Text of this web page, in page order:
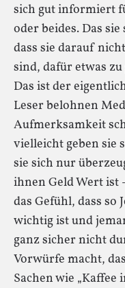
sich gut informiert
oder beides. Das
dass sie darauf
sind, dafür etwas
Das ist der
Leser belohnen
Aufmerksamkeit
vielleicht geben sie
sie sich nur
ihnen Geld Wert
das Gefühl, dass
wichtig ist und
ganz sicher nicht
Vorwürfe macht,
Sachen wie „Kaffee